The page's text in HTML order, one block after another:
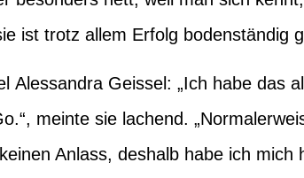
ist trotz allem Erfolg bodenständig
Alessandra Geissel: „Ich habe das
meinte sie lachend.
Anlass, deshalb habe ich mich